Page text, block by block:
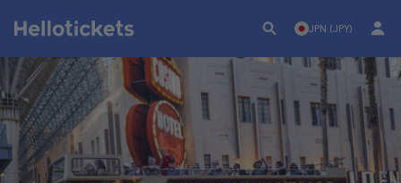
JPN (JPY)